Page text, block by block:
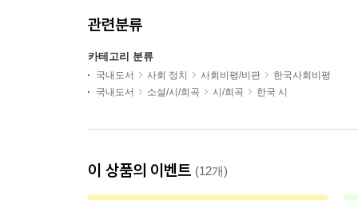
관련분류
카테고리 분류
국내도서 사회 정치 사회비평/비판
한국사회비평
국내도서
소설/시/희곡 시/희곡 한국 시
이 상품의 이벤트 (12개)